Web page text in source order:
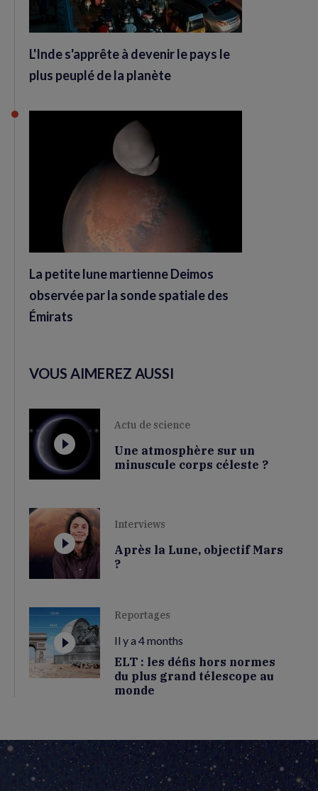
L'Inde s'apprête à devenir le pays le
plus peuplé de la planète
La petite lune martienne Deimos
observée par la sonde spatiale des
Émirats
VOUS AIMEREZ AUSSI
Actu de science
Une atmosphère sur un
minuscule corps céleste ?
Interviews
Après la Lune, objectif Mars
?
Reportages
Il y a 4 months
ELT : les défis hors normes
du plus grand télescope au
monde